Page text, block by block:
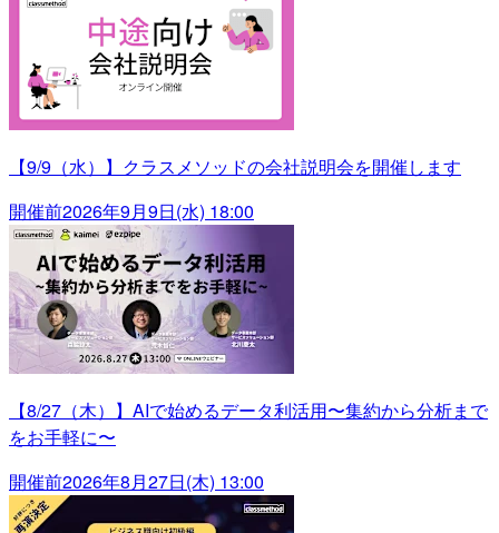
【9/9（水）】クラスメソッドの会社説明会を開催します
開催前2026年9月9日(水) 18:00
【8/27（木）】AIで始めるデータ利活用〜集約から分析まで
をお手軽に〜
開催前2026年8月27日(木) 13:00